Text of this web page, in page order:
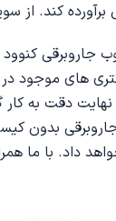
برآورده کند.
های موجود در
جاروبرقی
داد. با ما